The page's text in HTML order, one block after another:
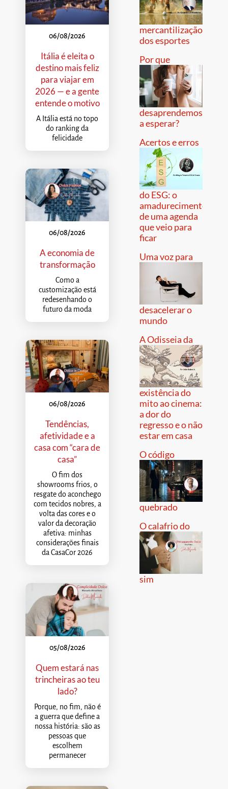
06/08/2026
Itália é eleita o
destino mais feliz
para viajar em
2026 — e a gente
entende o motivo
A Itália está no topo
do ranking da
felicidade
06/08/2026
A economia de
transformação
Como a
customização está
redesenhando o
futuro da moda
06/08/2026
Tendências,
afetividade e a
casa com “cara de
casa”
O fim dos
showrooms frios, o
resgate do aconchego
com tecidos nobres, a
volta das cores e o
valor da decoração
afetiva: minhas
considerações finais
da CasaCor 2026
05/08/2026
Quem estará nas
trincheiras ao teu
lado?
Porque, no fim, não é
a guerra que define a
nossa história: são as
pessoas que
escolhem
permanecer
mercantilização
dos esportes
Por que
desaprendemos
a esperar?
Acertos e erros
do ESG: o
amadurecimento
de uma agenda
que veio para
ficar
Uma voz para
desacelerar o
mundo
A Odisseia da
existência do
mito ao cinema:
a dor do
regresso e o não
estar em casa
O código
quebrado
O calafrio do
sim